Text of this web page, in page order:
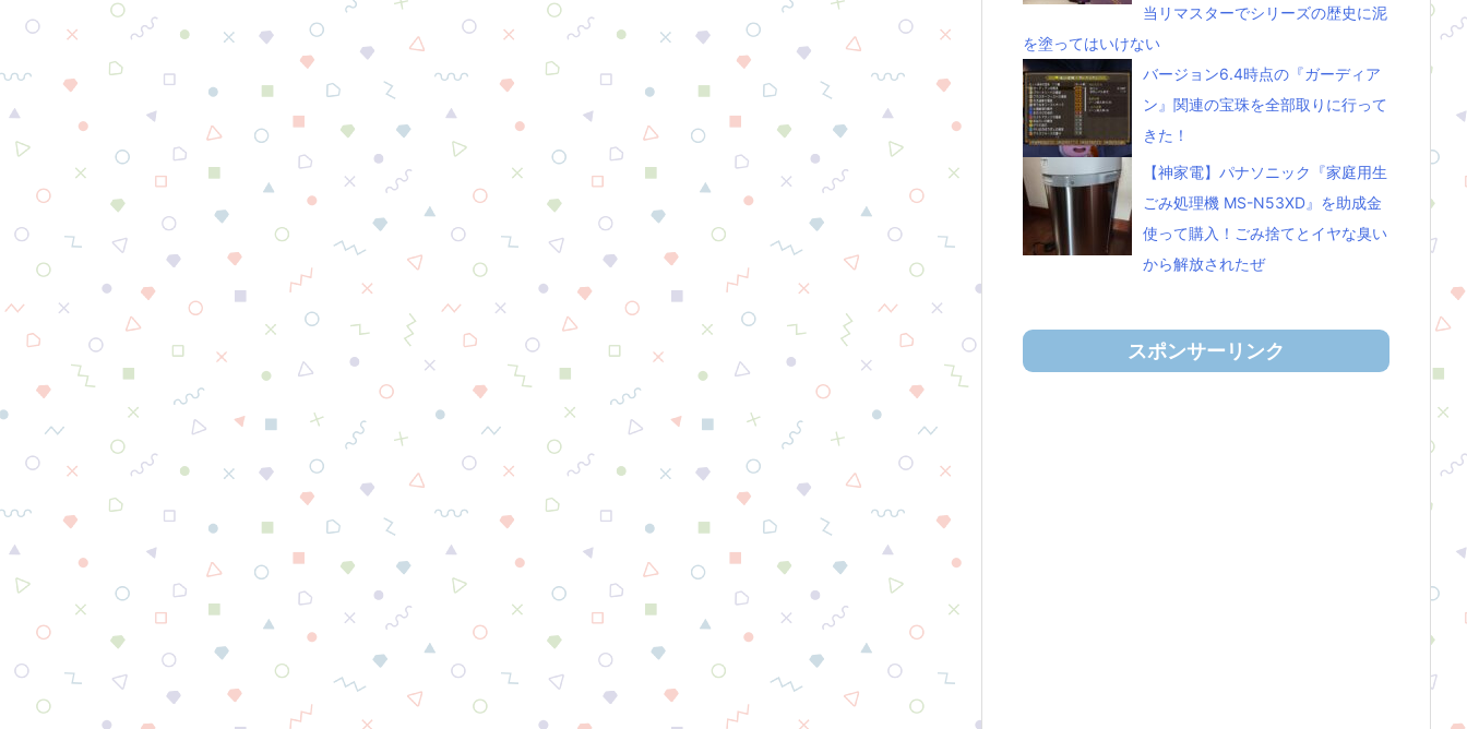
当リマスターでシリーズの歴史に泥
を塗ってはいけない
バージョン6.4時点の『ガーディア
ン』関連の宝珠を全部取りに行って
きた！
【神家電】パナソニック『家庭用生
ごみ処理機 MS-N53XD』を助成金
使って購入！ごみ捨てとイヤな臭い
から解放されたぜ
スポンサーリンク